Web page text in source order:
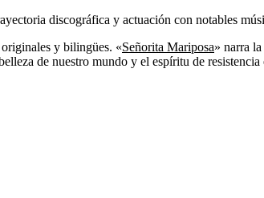
discográfica y actuación con notables
y bilingües. «Señorita Mariposa» narra
de nuestro mundo y el espíritu de